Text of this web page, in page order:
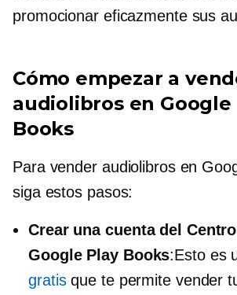
promocionar eficazmente sus
Cómo empezar a
audiolibros en Google
Books
Para vender audiolibros en
siga estos pasos:
Crear una cuenta del
Google Play Books:Esto es
gratisque te permite vender